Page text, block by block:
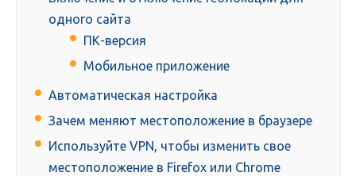
одного сайта
ПК-версия
Мобильное приложение
Автоматическая настройка
Зачем меняют местоположение в браузере
Используйте VPN, чтобы изменить свое
местоположение в Firefox или Chrome